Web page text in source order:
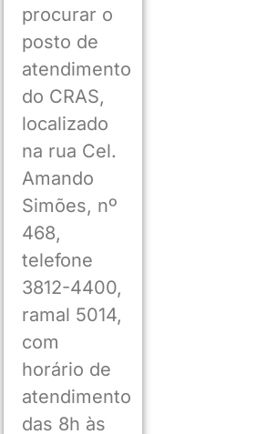
procurar o
posto de
atendimento
do CRAS,
localizado
na rua Cel.
Amando
Simões, nº
468,
telefone
3812-4400,
ramal 5014,
com
horário de
atendimento
das 8h às